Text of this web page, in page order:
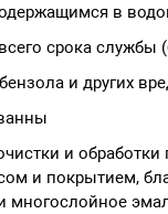
в
срока службы
и других
и
и покрытием,